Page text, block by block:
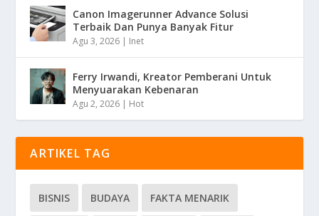
Canon Imagerunner Advance Solusi
Terbaik Dan Punya Banyak Fitur
Agu 3, 2026 | Inet
Ferry Irwandi, Kreator Pemberani Untuk
Menyuarakan Kebenaran
Agu 2, 2026 | Hot
ARTIKEL TAG
BISNIS BUDAYA FAKTA MENARIK